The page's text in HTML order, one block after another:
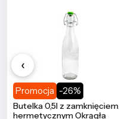
‹
Promocja -26%
Butelka 0,5l z zamknięciem
hermetycznym Okrągła